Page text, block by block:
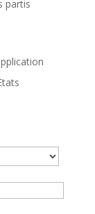
partis